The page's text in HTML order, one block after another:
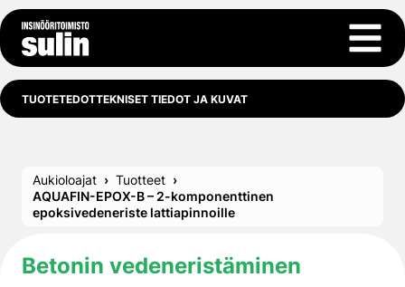
Siirry sisältöön
Avaa
TUOTETEDOTTEKNISET TIEDOT JA KUVAT
Aukioloajat
Tuotteet
AQUAFIN-EPOX-B – 2-komponenttinen
epoksivedeneriste lattiapinnoille
Betonin vedeneristäminen